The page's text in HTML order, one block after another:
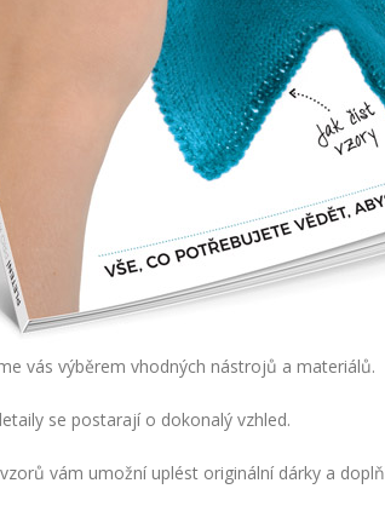
vás výběrem vhodných nástrojů a materiálů.
se postarají o dokonalý vzhled.
vám umožní uplést originální dárky a